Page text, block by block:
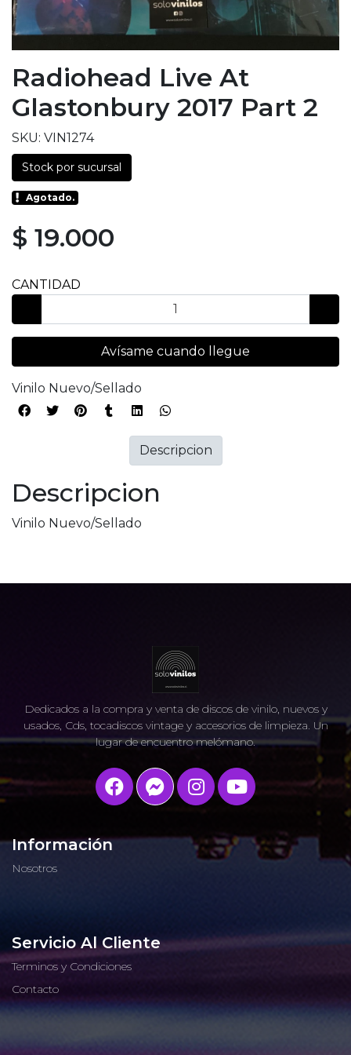
Radiohead Live At
Glastonbury 2017 Part 2
SKU: VIN1274
Stock por sucursal
Agotado.
$ 19.000
CANTIDAD
Avísame cuando llegue
Vinilo Nuevo/Sellado
Descripcion
Vinilo Nuevo/Sellado
Descripcion
Dedicados a la compra y venta de discos de vinilo, nuevos y
usados, Cds, tocadiscos vintage y accesorios de limpieza. Un
lugar de encuentro melómano.
Información
Nosotros
Servicio Al Cliente
Terminos y Condiciones
Contacto